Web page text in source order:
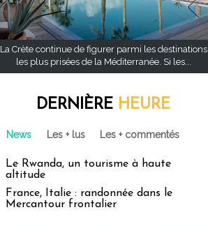
La Crète continue de figurer parmi les destinations
les plus prisées de la Méditerranée. Si les...
DERNIÈRE HEURE
News Les + lus Les + commentés
Le Rwanda, un tourisme à haute
altitude
France, Italie : randonnée dans le
Mercantour frontalier